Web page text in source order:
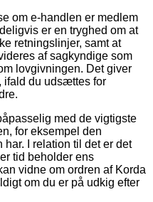
om e-handlen er medlem
er en tryghed om at
retningslinjer, samt at
af sagkyndige som
lovgivningen. Det giver
ifald du udsættes for
med de vigtigste
for eksempel den
I relation til det er det
tid beholder ens
vidne om ordren af Korda
om du er på udkig efter